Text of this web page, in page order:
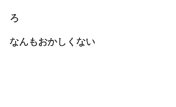
ろ
なんもおかしくない